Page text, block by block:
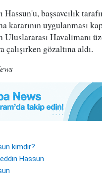
başsavcılık
kararının uygulanması
Uluslararası Havalimanı
çalışırken gözaltına aldı.
kimdir?
Hassun